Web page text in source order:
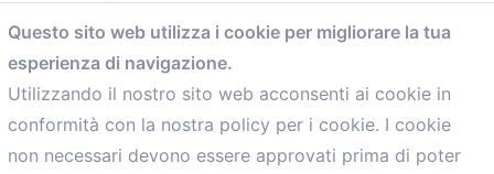
comunicazione@confartigianato.bo.it
Menù
Questo sito web utilizza i cookie per migliorare la tua
esperienza di navigazione.
Utilizzando il nostro sito web acconsenti ai cookie in
conformità con la nostra policy per i cookie. I cookie
non necessari devono essere approvati prima di poter